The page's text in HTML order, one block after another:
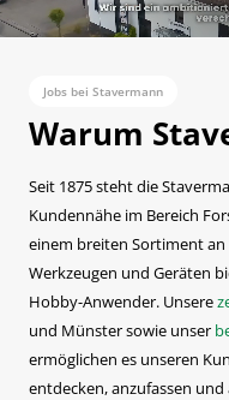
Jobs bei Stavermann
Warum
Seit 1875 steht die
Kundennähe im Bereich
einem breiten Sortiment
Werkzeugen und Geräten
Hobby-Anwender. Unsere
und Münster sowie unser
ermöglichen es unseren
entdecken, anzufassen